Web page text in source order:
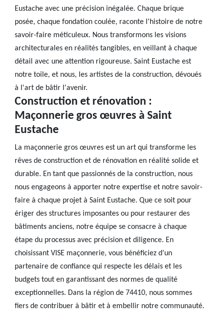
Eustache avec une précision inégalée. Chaque brique
posée, chaque fondation coulée, raconte l'histoire de notre
savoir-faire méticuleux. Nous transformons les visions
architecturales en réalités tangibles, en veillant à chaque
détail avec une attention rigoureuse. Saint Eustache est
notre toile, et nous, les artistes de la construction, dévoués
à l'art de bâtir l'avenir.
Construction et rénovation :
Maçonnerie gros œuvres à Saint
Eustache
La maçonnerie gros œuvres est un art qui transforme les
rêves de construction et de rénovation en réalité solide et
durable. En tant que passionnés de la construction, nous
nous engageons à apporter notre expertise et notre savoir-
faire à chaque projet à Saint Eustache. Que ce soit pour
ériger des structures imposantes ou pour restaurer des
bâtiments anciens, notre équipe se consacre à chaque
étape du processus avec précision et diligence. En
choisissant VISE maçonnerie, vous bénéficiez d’un
partenaire de confiance qui respecte les délais et les
budgets tout en garantissant des normes de qualité
exceptionnelles. Dans la région de 74410, nous sommes
fiers de contribuer à bâtir et à embellir notre communauté.